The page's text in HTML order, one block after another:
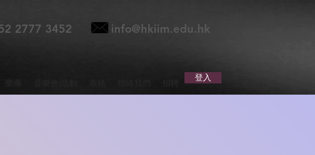
2777 3452 info@hkiim.edu.hk
登入